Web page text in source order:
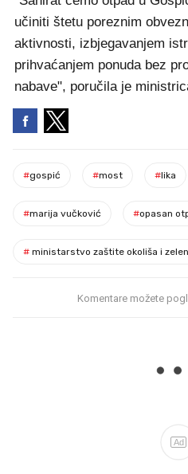
učiniti štetu poreznim
aktivnosti, izbjegavanjem
prihvaćanjem ponuda bez
nabave", poručila je
#gospić #most #lika
#marija vučković #opasan
# ministarstvo zaštite okoliša i
Komentare možete
Ad